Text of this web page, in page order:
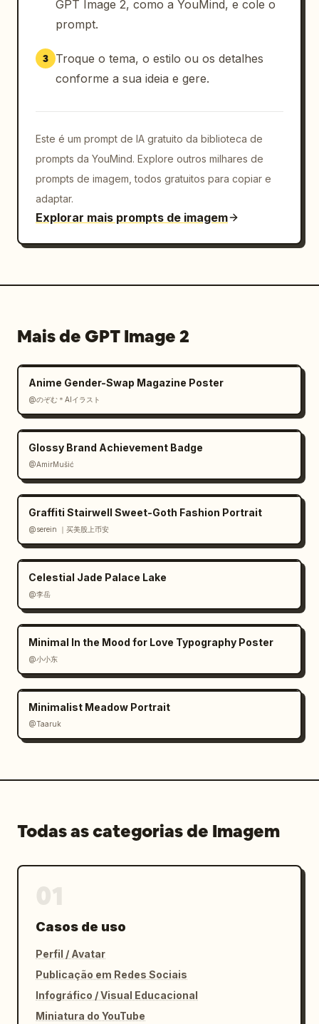
GPT Image 2, como a YouMind, e cole o
prompt.
3
Troque o tema, o estilo ou os detalhes
conforme a sua ideia e gere.
Este é um prompt de IA gratuito da biblioteca de
prompts da YouMind. Explore outros milhares de
prompts de imagem, todos gratuitos para copiar e
adaptar.
Explorar mais prompts de imagem
Mais de GPT Image 2
Anime Gender-Swap Magazine Poster
@のぞむ＊AIイラスト
Glossy Brand Achievement Badge
@AmirMušić
Graffiti Stairwell Sweet-Goth Fashion Portrait
@serein ｜买美股上币安
Celestial Jade Palace Lake
@李岳
Minimal In the Mood for Love Typography Poster
@小小东
Minimalist Meadow Portrait
@Taaruk
Todas as categorias de Imagem
Casos de uso
Perfil / Avatar
Publicação em Redes Sociais
Infográfico / Visual Educacional
Miniatura do YouTube